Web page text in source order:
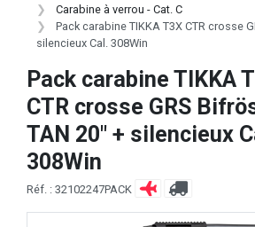
Carabine à verrou - Cat. C
Pack carabine TIKKA T3X CTR crosse
silencieux Cal. 308Win
Pack carabine TIKKA
CTR crosse GRS
TAN 20" + silencieux
308Win
Réf. : 32102247PACK